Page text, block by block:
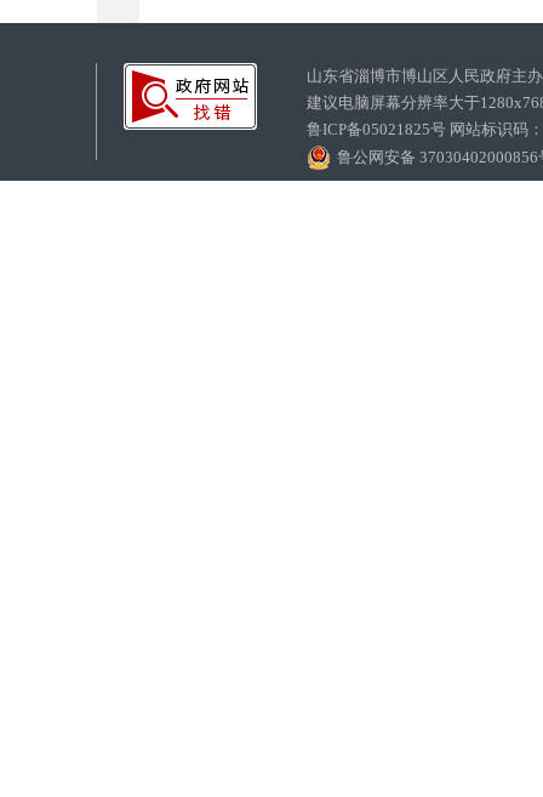
山东省淄博市博山区人民政府
建议电脑屏幕分辨率大于
鲁ICP备05021825号 网站标识码
鲁公网安备 37030402000856